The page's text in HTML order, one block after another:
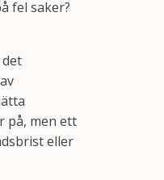
fel saker?
på, men ett
eller